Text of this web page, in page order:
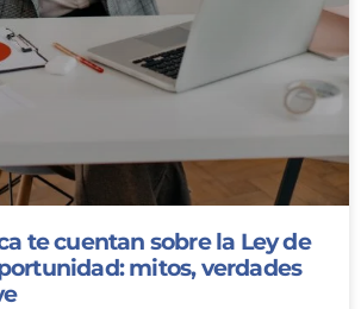
te cuentan sobre la Ley de
mitos, verdades